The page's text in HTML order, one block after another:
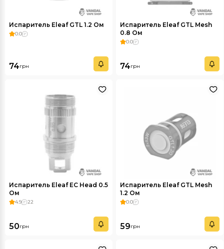
Испаритель Eleaf GTL 1.2 Ом
0.0
74грн
Испаритель Eleaf GTL Mesh
0.8 Ом
0.0
74грн
Испаритель Eleaf EC Head 0.5
Ом
4.9 22
50грн
Испаритель Eleaf GTL Mesh
1.2 Ом
0.0
59грн